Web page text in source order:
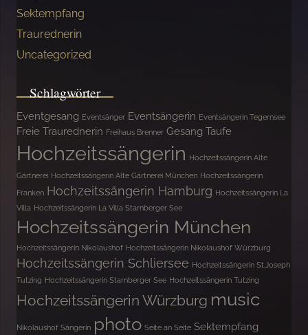
Sektempfang
Traurednerin
Uncategorized
Schlagwörter
Eventgesang Eventsänger Eventsängerin Eventsängerin Tegernsee
Freie Traurednerin Freihaus Brenner Gesang Taufe
Hochzeitssängerin Hochzeitssängerin Alte
Gärtnerei Hochzeitssängerin Alte Gärtnerei München Hochzeitssängerin
Franken Hochzeitssängerin Hamburg Hochzeitssängerin La
Villa Hochzeitssängerin La Villa Starnberger See
Hochzeitssängerin München
Hochzeitssängerin Nikolaushof Hochzeitssängerin Nikolaushof Würzburg
Hochzeitssängerin Schliersee Hochzeitssängerin St.Joseph
Tutzing Hochzeitssängerin Starnberger See Hochzeitssängerin Tutzing
Hochzeitssängerin Würzburg music
Nikolaushof Sängerin photo Seite an Seite Sektempfang